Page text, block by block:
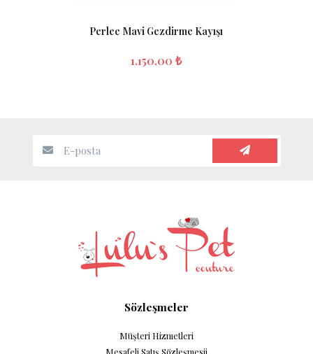
Perlee Mavi Gezdirme Kayışı
1.150,00 ₺
Sözleşmeler
Müşteri Hizmetleri